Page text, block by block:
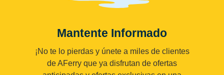
Mantente Informado
¡No te lo pierdas y únete a miles de clientes
de AFerry que ya disfrutan de ofertas